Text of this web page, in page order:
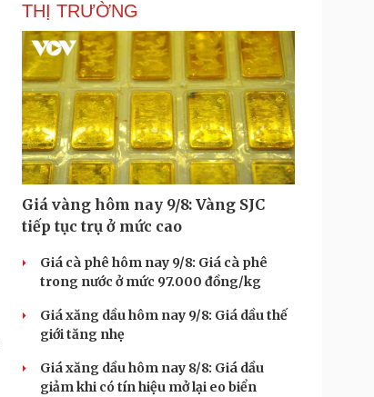
THỊ TRƯỜNG
Giá vàng hôm nay 9/8: Vàng SJC
tiếp tục trụ ở mức cao
Giá cà phê hôm nay 9/8: Giá cà phê
trong nước ở mức 97.000 đồng/kg
Giá xăng dầu hôm nay 9/8: Giá dầu thế
giới tăng nhẹ
Giá xăng dầu hôm nay 8/8: Giá dầu
giảm khi có tín hiệu mở lại eo biển